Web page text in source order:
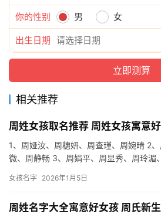
你的性别 男 女
出生日期
相关推荐
周姓女孩取名推荐 周姓女孩寓意
1、周娅汝、周穗妍、周查瑾、周婉晴 2
微、周静畅 3、周娟平、周显秀、周玲湄
女孩名字 2026年1月5日
周姓名字大全寓意好女孩 周氏新